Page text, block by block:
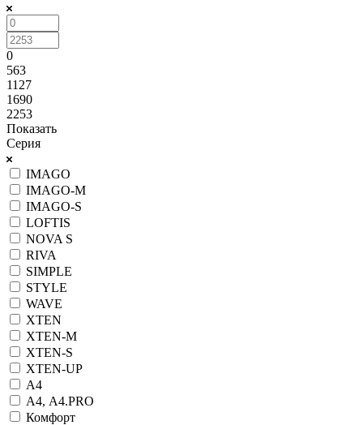
0
563
1127
1690
2253
Показать
Серия
IMAGO
IMAGO-M
IMAGO-S
LOFTIS
NOVA S
RIVA
SIMPLE
STYLE
WAVE
XTEN
XTEN-M
XTEN-S
XTEN-UP
А4
А4, А4.PRO
Комфорт